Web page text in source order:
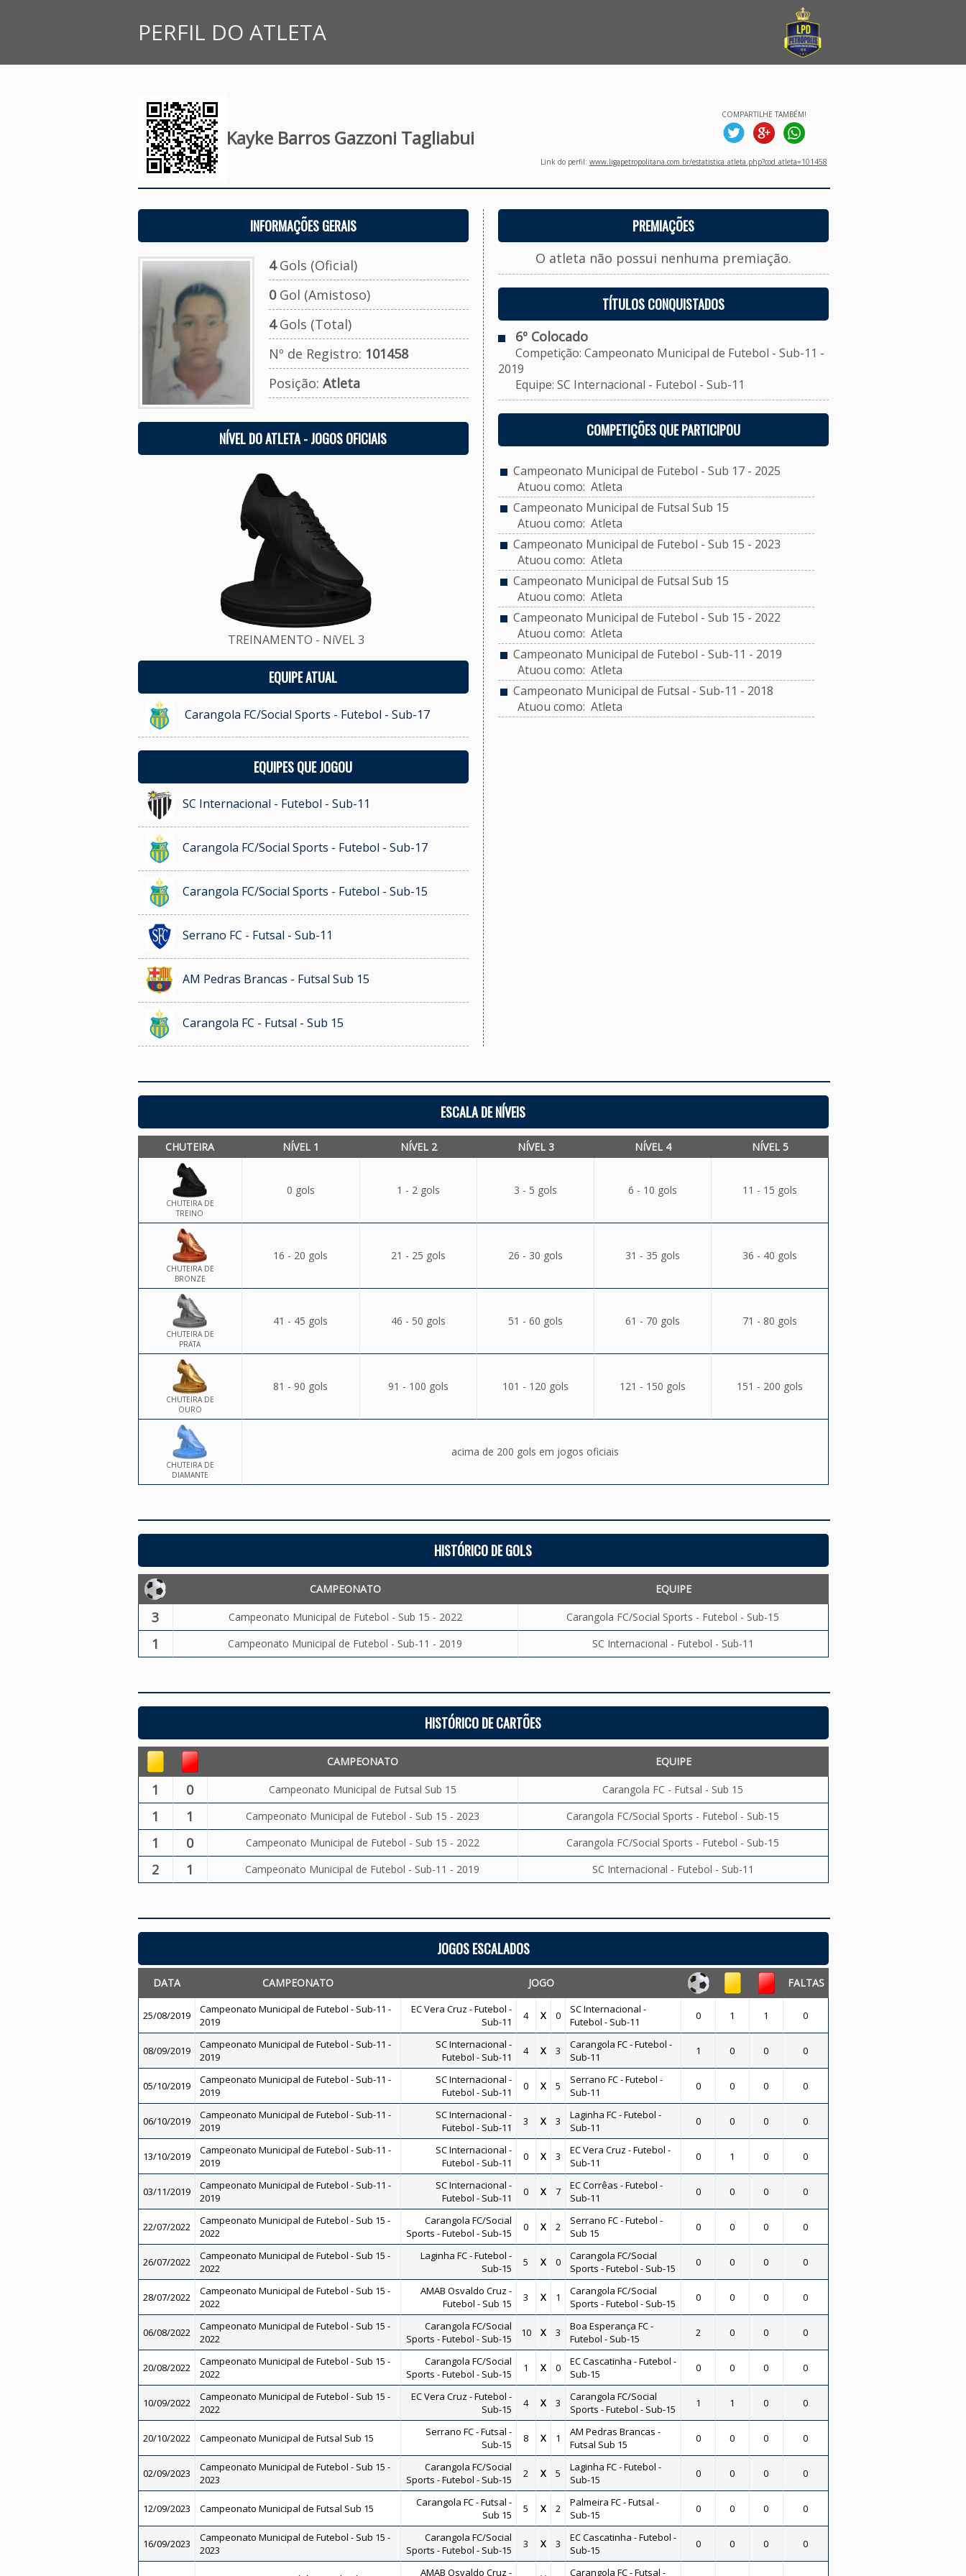
PERFIL DO ATLETA
Kayke Barros Gazzoni Tagliabui
COMPARTILHE TAMBÉM!
Link do perfil: www.ligapetropolitana.com.br/estatistica_atleta.php?cod_atleta=101458
INFORMAÇÕES GERAIS
4Gols (Oficial)
0Gol (Amistoso)
4Gols (Total)
Nº de Registro: 101458
Posição: Atleta
NÍVEL DO ATLETA - JOGOS OFICIAIS
TREINAMENTO - NíVEL 3
EQUIPE ATUAL
Carangola FC/Social Sports - Futebol - Sub-17
EQUIPES QUE JOGOU
SC Internacional - Futebol - Sub-11
Carangola FC/Social Sports - Futebol - Sub-17
Carangola FC/Social Sports - Futebol - Sub-15
Serrano FC - Futsal - Sub-11
AM Pedras Brancas - Futsal Sub 15
Carangola FC - Futsal - Sub 15
PREMIAÇÕES
O atleta não possui nenhuma premiação.
TÍTULOS CONQUISTADOS
6º Colocado
Competição: Campeonato Municipal de Futebol - Sub-11 -
2019
Equipe: SC Internacional - Futebol - Sub-11
COMPETIÇÕES QUE PARTICIPOU
Campeonato Municipal de Futebol - Sub 17 - 2025
Atuou como: Atleta
Campeonato Municipal de Futsal Sub 15
Atuou como: Atleta
Campeonato Municipal de Futebol - Sub 15 - 2023
Atuou como: Atleta
Campeonato Municipal de Futsal Sub 15
Atuou como: Atleta
Campeonato Municipal de Futebol - Sub 15 - 2022
Atuou como: Atleta
Campeonato Municipal de Futebol - Sub-11 - 2019
Atuou como: Atleta
Campeonato Municipal de Futsal - Sub-11 - 2018
Atuou como: Atleta
ESCALA DE NÍVEIS
CHUTEIRA NÍVEL 1 NÍVEL 2 NÍVEL 3 NÍVEL 4 NÍVEL 5
CHUTEIRA DE
TREINO
0 gols 1 - 2 gols 3 - 5 gols 6 - 10 gols 11 - 15 gols
CHUTEIRA DE
BRONZE
16 - 20 gols 21 - 25 gols 26 - 30 gols 31 - 35 gols 36 - 40 gols
CHUTEIRA DE
PRATA
41 - 45 gols 46 - 50 gols 51 - 60 gols 61 - 70 gols 71 - 80 gols
CHUTEIRA DE
OURO
81 - 90 gols 91 - 100 gols 101 - 120 gols 121 - 150 gols 151 - 200 gols
CHUTEIRA DE
DIAMANTE
acima de 200 gols em jogos oficiais
HISTÓRICO DE GOLS
CAMPEONATO EQUIPE
3 Campeonato Municipal de Futebol - Sub 15 - 2022 Carangola FC/Social Sports - Futebol - Sub-15
1 Campeonato Municipal de Futebol - Sub-11 - 2019 SC Internacional - Futebol - Sub-11
HISTÓRICO DE CARTÕES
CAMPEONATO EQUIPE
1 0 Campeonato Municipal de Futsal Sub 15 Carangola FC - Futsal - Sub 15
1 1 Campeonato Municipal de Futebol - Sub 15 - 2023 Carangola FC/Social Sports - Futebol - Sub-15
1 0 Campeonato Municipal de Futebol - Sub 15 - 2022 Carangola FC/Social Sports - Futebol - Sub-15
2 1 Campeonato Municipal de Futebol - Sub-11 - 2019 SC Internacional - Futebol - Sub-11
JOGOS ESCALADOS
DATA CAMPEONATO JOGO FALTAS
25/08/2019
Campeonato Municipal de Futebol - Sub-11 -
2019
EC Vera Cruz - Futebol -
Sub-11
4 X 0
SC Internacional -
Futebol - Sub-11
0 1 1 0
08/09/2019
Campeonato Municipal de Futebol - Sub-11 -
2019
SC Internacional -
Futebol - Sub-11
4 X 3
Carangola FC - Futebol -
Sub-11
1 0 0 0
05/10/2019
Campeonato Municipal de Futebol - Sub-11 -
2019
SC Internacional -
Futebol - Sub-11
0 X 5
Serrano FC - Futebol -
Sub-11
0 0 0 0
06/10/2019
Campeonato Municipal de Futebol - Sub-11 -
2019
SC Internacional -
Futebol - Sub-11
3 X 3
Laginha FC - Futebol -
Sub-11
0 0 0 0
13/10/2019
Campeonato Municipal de Futebol - Sub-11 -
2019
SC Internacional -
Futebol - Sub-11
0 X 3
EC Vera Cruz - Futebol -
Sub-11
0 1 0 0
03/11/2019
Campeonato Municipal de Futebol - Sub-11 -
2019
SC Internacional -
Futebol - Sub-11
0 X 7
EC Corrêas - Futebol -
Sub-11
0 0 0 0
22/07/2022
Campeonato Municipal de Futebol - Sub 15 -
2022
Carangola FC/Social
Sports - Futebol - Sub-15
0 X 2
Serrano FC - Futebol -
Sub 15
0 0 0 0
26/07/2022
Campeonato Municipal de Futebol - Sub 15 -
2022
Laginha FC - Futebol -
Sub-15
5 X 0
Carangola FC/Social
Sports - Futebol - Sub-15
0 0 0 0
28/07/2022
Campeonato Municipal de Futebol - Sub 15 -
2022
AMAB Osvaldo Cruz -
Futebol - Sub 15
3 X 1
Carangola FC/Social
Sports - Futebol - Sub-15
0 0 0 0
06/08/2022
Campeonato Municipal de Futebol - Sub 15 -
2022
Carangola FC/Social
Sports - Futebol - Sub-15
10 X 3
Boa Esperança FC -
Futebol - Sub-15
2 0 0 0
20/08/2022
Campeonato Municipal de Futebol - Sub 15 -
2022
Carangola FC/Social
Sports - Futebol - Sub-15
1 X 0
EC Cascatinha - Futebol -
Sub-15
0 0 0 0
10/09/2022
Campeonato Municipal de Futebol - Sub 15 -
2022
EC Vera Cruz - Futebol -
Sub-15
4 X 3
Carangola FC/Social
Sports - Futebol - Sub-15
1 1 0 0
20/10/2022 Campeonato Municipal de Futsal Sub 15
Serrano FC - Futsal -
Sub-15
8 X 1
AM Pedras Brancas -
Futsal Sub 15
0 0 0 0
02/09/2023
Campeonato Municipal de Futebol - Sub 15 -
2023
Carangola FC/Social
Sports - Futebol - Sub-15
2 X 5
Laginha FC - Futebol -
Sub-15
0 0 0 0
12/09/2023 Campeonato Municipal de Futsal Sub 15
Carangola FC - Futsal -
Sub 15
5 X 2
Palmeira FC - Futsal -
Sub-15
0 0 0 0
16/09/2023
Campeonato Municipal de Futebol - Sub 15 -
2023
Carangola FC/Social
Sports - Futebol - Sub-15
3 X 3
EC Cascatinha - Futebol -
Sub-15
0 0 0 0
AMAB Osvaldo Cruz - Carangola FC - Futsal -